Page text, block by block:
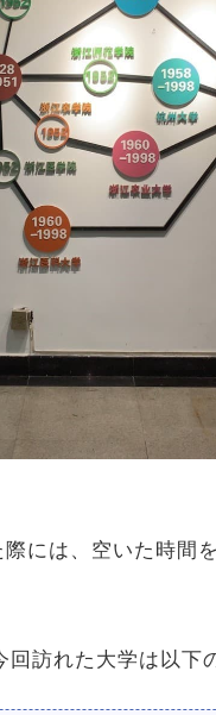
には、空いた時間
訪れた大学は以下